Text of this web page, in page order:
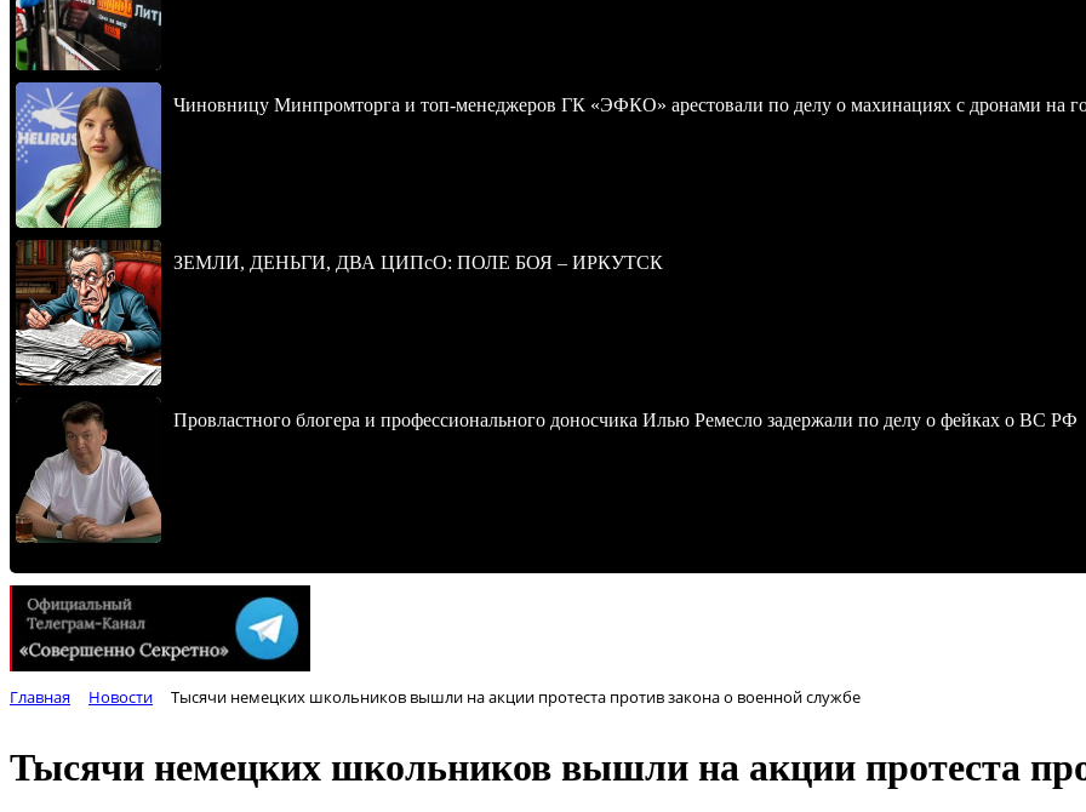
Чиновницу Минпромторга и топ-менеджеров ГК «ЭФКО» арестовали по делу о махинациях с дронами на
ЗЕМЛИ, ДЕНЬГИ, ДВА ЦИПсО: ПОЛЕ БОЯ – ИРКУТСК
Провластного блогера и профессионального доносчика Илью Ремесло задержали по делу о фейках о ВС РФ
Главная Новости Тысячи немецких школьников вышли на акции протеста против закона о военной службе
Тысячи немецких школьников вышли на акции протеста